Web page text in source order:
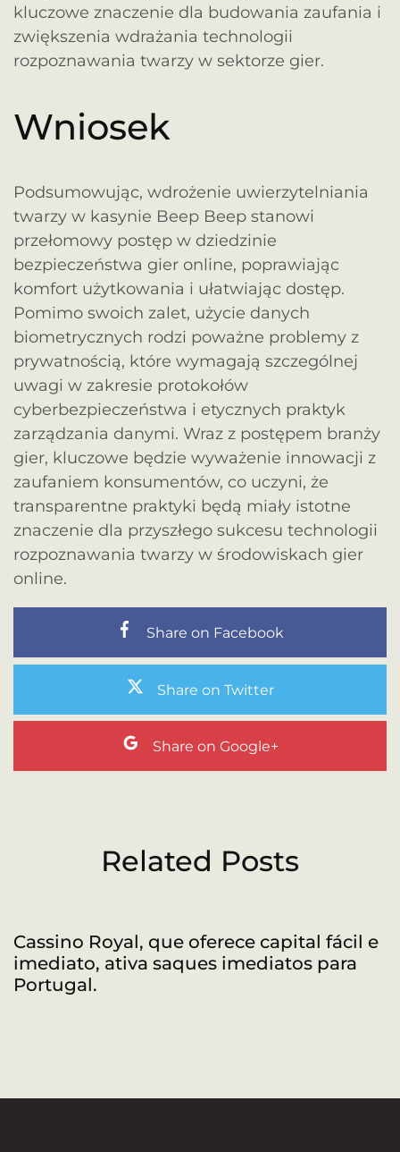
kluczowe znaczenie dla budowania zaufania i
zwiększenia wdrażania technologii
rozpoznawania twarzy w sektorze gier.
Wniosek
Podsumowując, wdrożenie uwierzytelniania
twarzy w kasynie Beep Beep stanowi
przełomowy postęp w dziedzinie
bezpieczeństwa gier online, poprawiając
komfort użytkowania i ułatwiając dostęp.
Pomimo swoich zalet, użycie danych
biometrycznych rodzi poważne problemy z
prywatnością, które wymagają szczególnej
uwagi w zakresie protokołów
cyberbezpieczeństwa i etycznych praktyk
zarządzania danymi. Wraz z postępem branży
gier, kluczowe będzie wyważenie innowacji z
zaufaniem konsumentów, co uczyni, że
transparentne praktyki będą miały istotne
znaczenie dla przyszłego sukcesu technologii
rozpoznawania twarzy w środowiskach gier
online.
Share on Facebook
Share on Twitter
Share on Google+
Related Posts
Cassino Royal, que oferece capital fácil e
imediato, ativa saques imediatos para
Portugal.